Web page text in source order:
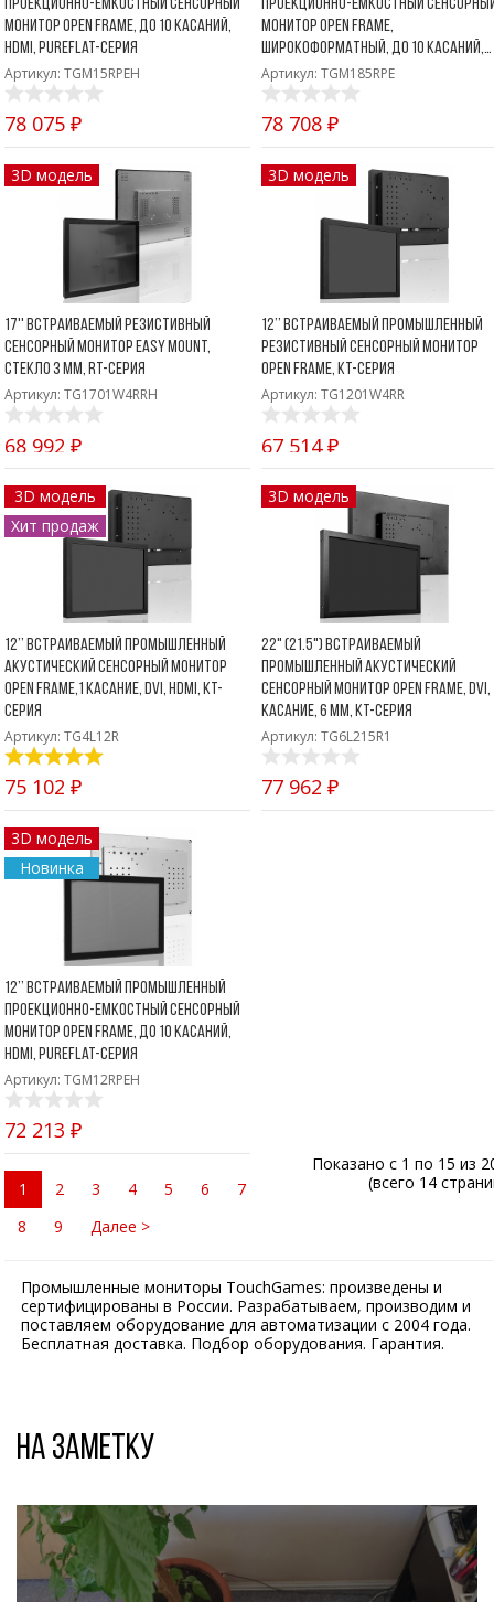
проекционно-емкостный сенсорный
монитор Open Frame, до 10 касаний,
HDMI, PureFlat-серия
Артикул: TGM15RPEH
78 075 ₽
проекционно-ёмкостный
монитор Open Frame,
широкоформатный, до 10 касаний,
DVI, PureFlat-серия
Артикул: TGM185RPE
78 708 ₽
3D модель
17'' Встраиваемый резистивный
сенсорный монитор Easy Mount,
стекло 3 мм, RT-серия
Артикул: TG1701W4RRH
68 992 ₽
3D модель
12’’ Встраиваемый промышленный
резистивный сенсорный монитор
Open Frame, KT-серия
Артикул: TG1201W4RR
67 514 ₽
3D модель
Хит продаж
12’’ Встраиваемый промышленный
акустический сенсорный монитор
Open Frame,1 касание, DVI, HDMI, KT-
серия
Артикул: TG4L12R
75 102 ₽
3D модель
22" (21.5") Встраиваемый
промышленный акустический
сенсорный монитор Open Frame, DVI,
касание, 6 мм, KT-серия
Артикул: TG6L215R1
77 962 ₽
3D модель
Новинка
12’’ Встраиваемый промышленный
проекционно-емкостный сенсорный
монитор Open Frame, до 10 касаний,
HDMI, PureFlat-серия
Артикул: TGM12RPEH
72 213 ₽
1 2 3 4 5 6
7
8
9 Далее >
Показано с 1 по 15 из
(всего 14
Промышленные мониторы TouchGames: произведены и
сертифицированы в России. Разрабатываем, производим и
поставляем оборудование для автоматизации с 2004 года.
Бесплатная доставка. Подбор оборудования. Гарантия.
На заметку